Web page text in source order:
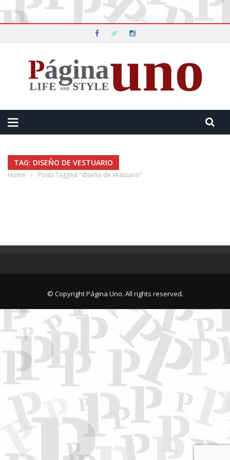
TAG: DISEÑO DE VESTUARIO
Home › Posts Tagged "diseño de vestuario"
© Copyright Página Uno. All rights reserved.